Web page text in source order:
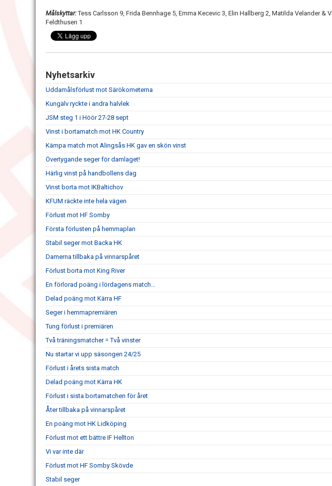
Målskyttar:Tess Carlsson 9, Frida Bennhage 5, Emma Kecevic 3, Elin Hallberg 2, Matilda Velander &
Feldthusen 1
Nyhetsarkiv
Uddamålsförlust mot Särökometerna
Kungälv ryckte i andra halvlek
JSM steg 1 i Höör 27-28 sept
Vinst i bortamatch mot HK Country
Kämpa match mot Alingsås HK gav en skön vinst
Övertygande seger för damlaget!
Härlig vinst på handbollens dag
Vinst borta mot IKBaltichov
KFUM räckte inte hela vägen
Förlust mot HF Somby
Första förlusten på hemmaplan
Stabil seger mot Backa HK
Damerna tillbaka på vinnarspåret
Förlust borta mot King River
En förlorad poäng i lördagens match...
Delad poäng mot Kärra HF
Seger i hemmapremiären
Tung förlust i premiären
Två träningsmatcher = Två vinster
Nu startar vi upp säsongen 24/25
Förlust i årets sista match
Delad poäng mot Kärra HK
Förlust i sista bortamatchen för året
Åter tillbaka på vinnarspåret
En poäng mot HK Lidköping
Förlust mot ett bättre IF Hellton
Vi var inte där
Förlust mot HF Somby Skövde
Stabil seger